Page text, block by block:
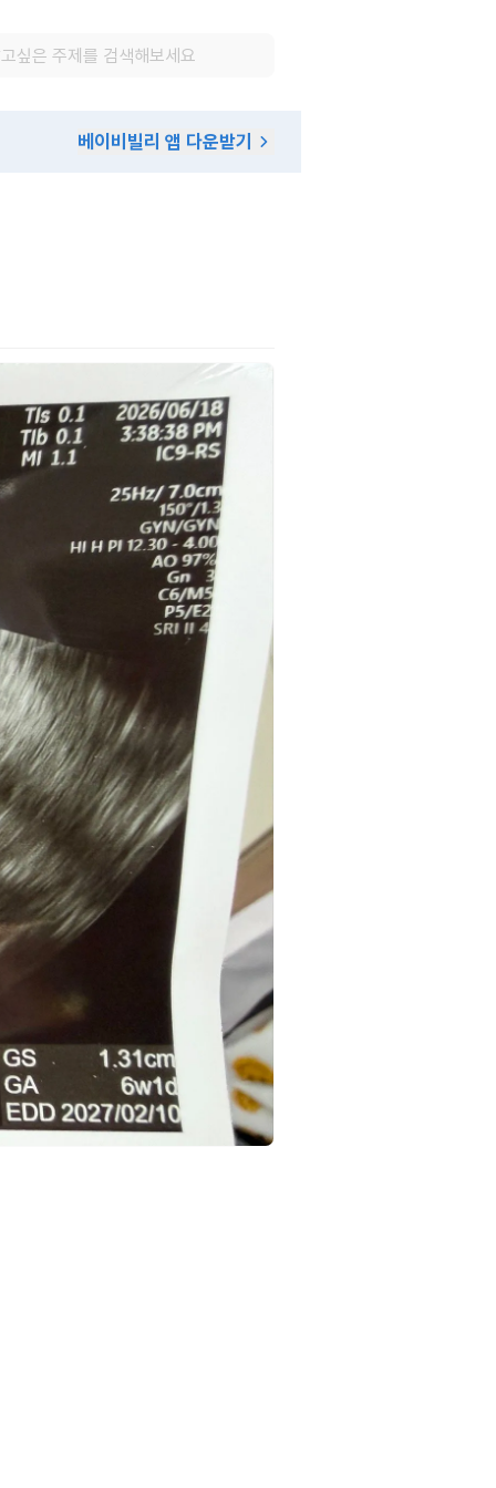
베이비빌리 앱 다운받기